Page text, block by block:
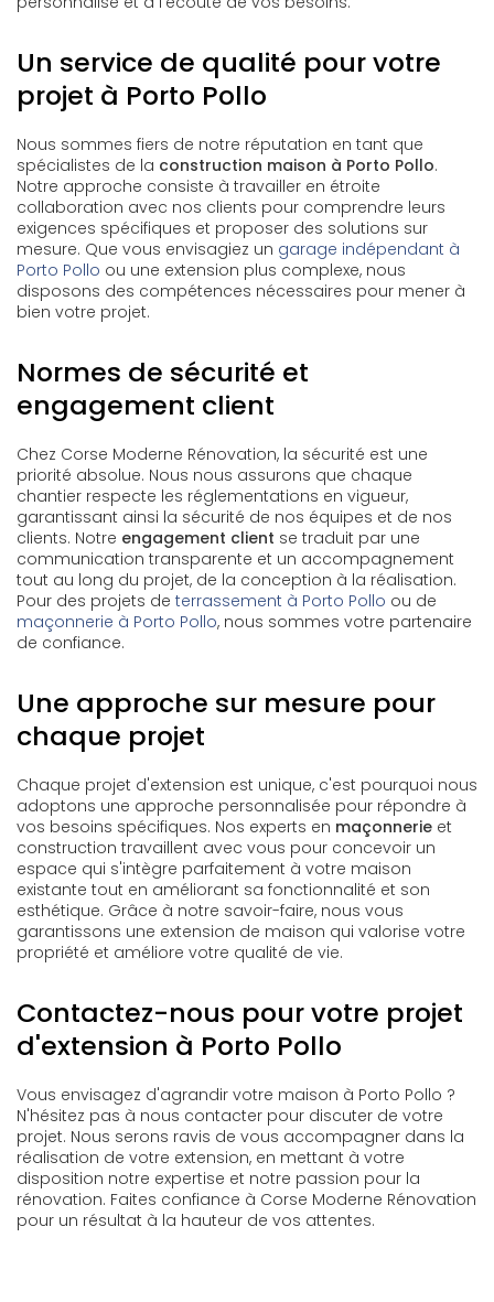
Un service de qualité pour votre
projet à Porto Pollo
Nous sommes fiers de notre réputation en tant que
spécialistes de la construction maison à Porto Pollo.
Notre approche consiste à travailler en étroite
collaboration avec nos clients pour comprendre leurs
exigences spécifiques et proposer des solutions sur
mesure. Que vous envisagiez un garage indépendant à
Porto Pollo ou une extension plus complexe, nous
disposons des compétences nécessaires pour mener à
bien votre projet.
Normes de sécurité et
engagement client
Chez Corse Moderne Rénovation, la sécurité est une
priorité absolue. Nous nous assurons que chaque
chantier respecte les réglementations en vigueur,
garantissant ainsi la sécurité de nos équipes et de nos
clients. Notre engagement client se traduit par une
communication transparente et un accompagnement
tout au long du projet, de la conception à la réalisation.
Pour des projets de terrassement à Porto Pollo ou de
maçonnerie à Porto Pollo, nous sommes votre partenaire
de confiance.
Une approche sur mesure pour
chaque projet
Chaque projet d'extension est unique, c'est pourquoi nous
adoptons une approche personnalisée pour répondre à
vos besoins spécifiques. Nos experts en maçonnerie et
construction travaillent avec vous pour concevoir un
espace qui s'intègre parfaitement à votre maison
existante tout en améliorant sa fonctionnalité et son
esthétique. Grâce à notre savoir-faire, nous vous
garantissons une extension de maison qui valorise votre
propriété et améliore votre qualité de vie.
Contactez-nous pour votre projet
d'extension à Porto Pollo
Vous envisagez d'agrandir votre maison à Porto Pollo ?
N'hésitez pas à nous contacter pour discuter de votre
projet. Nous serons ravis de vous accompagner dans la
réalisation de votre extension, en mettant à votre
disposition notre expertise et notre passion pour la
rénovation. Faites confiance à Corse Moderne Rénovation
pour un résultat à la hauteur de vos attentes.